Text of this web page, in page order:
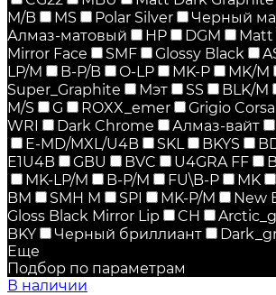
M/B
MS Polar Silver
Черный
Алмаз-матовый
HP DGM Matt
Mirror Face
SMF Glossy Black
LP/M
B-P/B O-LP MK-P MK/M
Super_Graphite
Мэт SS BLK/M
M/S
G ROXX_emer Grigio Corsa
WRI
Dark Chrome Алмаз-вайт
E-MD/MXL/U4B
SKL BKYS
E1U4B
GBU BVC U4GRA FF
MK-LP/M
B-P/M FU\B-P MK
BM
SMH M SPI MK-P/M New
Gloss Black Mirror Lip
CH
BKY
Черный бриллиант
Еще
Подбор по параметрам
В наличии